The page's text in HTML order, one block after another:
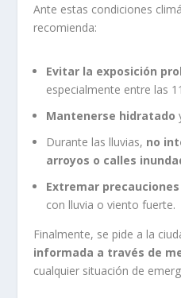
Ante estas condiciones
recomienda:
Evitar la exposición
especialmente entre las
Mantenerse hidratado
Durante las lluvias, no
arroyos o calles
Extremar
con lluvia o viento fuerte.
Finalmente, se pide a la
informada a través de
cualquier situación de